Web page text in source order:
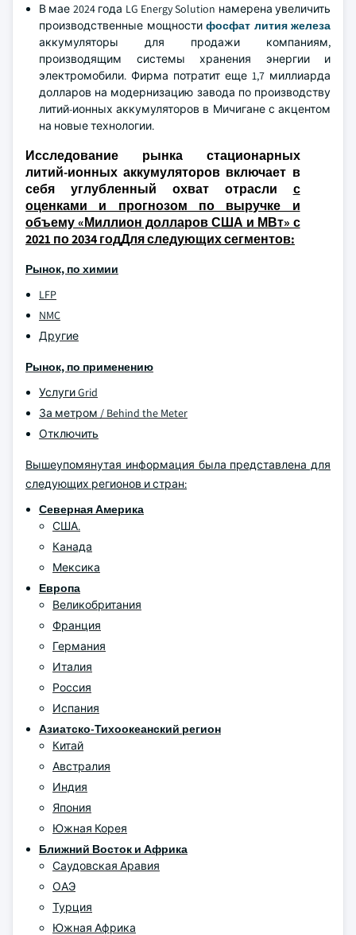
В мае 2024 года LG Energy Solution намерена увеличить
производственные мощности фосфат лития железа
аккумуляторы для продажи компаниям,
производящим системы хранения энергии и
электромобили. Фирма потратит еще 1,7 миллиарда
долларов на модернизацию завода по производству
литий-ионных аккумуляторов в Мичигане с акцентом
на новые технологии.
Исследование рынка стационарных
литий-ионных аккумуляторов включает в
себя углубленный охват отрасли с
оценками и прогнозом по выручке и
объему «Миллион долларов США и МВт» с
2021 по 2034 годДля следующих сегментов:
Рынок, по химии
LFP
NMC
Другие
Рынок, по применению
Услуги Grid
За метром / Behind the Meter
Отключить
Вышеупомянутая информация была представлена для
следующих регионов и стран:
Северная Америка
США.
Канада
Мексика
Европа
Великобритания
Франция
Германия
Италия
Россия
Испания
Азиатско-Тихоокеанский регион
Китай
Австралия
Индия
Япония
Южная Корея
Ближний Восток и Африка
Саудовская Аравия
ОАЭ
Турция
Южная Африка